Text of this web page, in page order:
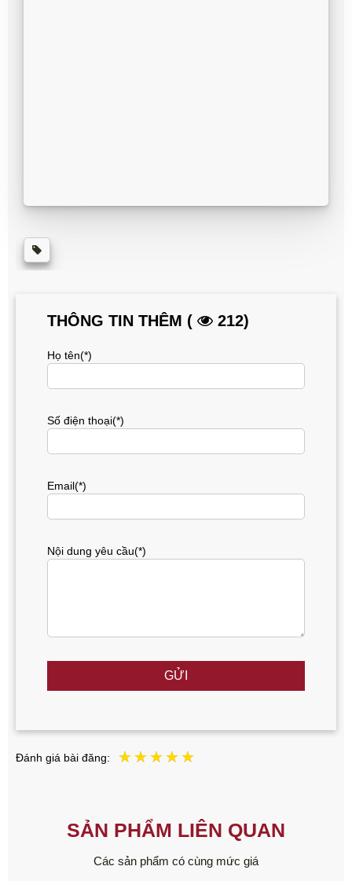
THÔNG TIN THÊM ( 212)
Họ tên(*)
Số điện thoại(*)
Email(*)
Nội dung yêu cầu(*)
GỬI
Đánh giá bài đăng:
SẢN PHẨM LIÊN QUAN
Các sản phẩm có cùng mức giá